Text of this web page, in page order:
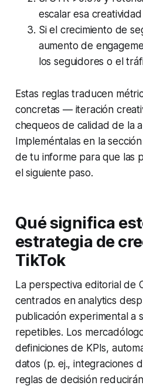
escalar esa
Si el crecimiento de
aumento de
los seguidores o el
Estas reglas traducen
concretas — iteración
chequeos de calidad de la
Impleméntalas en la
de tu informe para que las
el siguiente paso.
Qué significa
estrategia de
TikTok
La perspectiva editorial de
centrados en analytics
publicación experimental a
repetibles. Los
definiciones de KPIs,
datos (p. ej., integraciones
reglas de decisión